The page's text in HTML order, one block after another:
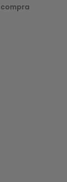
compra